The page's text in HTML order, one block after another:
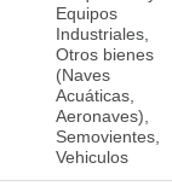
Equipos
Industriales,
Otros bienes
(Naves
Acuáticas,
Aeronaves),
Semovientes,
Vehiculos